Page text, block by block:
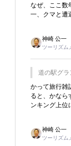
なぜ、ここ数
一、クマと遭
るなんてこ
で、この企画
神崎 公一
ツーリズム
道の駅グラ
覇
かって旅行雑
ると、かな
ンキング上
れ永井 彰一
話が次々が飛
でも思い出
神崎 公一
ツーリズム